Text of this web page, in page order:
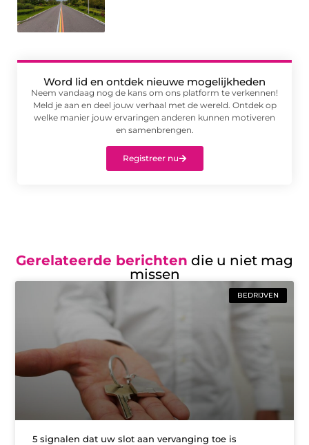
Word lid en ontdek nieuwe mogelijkheden
Neem vandaag nog de kans om ons platform te verkennen!
Meld je aan en deel jouw verhaal met de wereld. Ontdek op
welke manier jouw ervaringen anderen kunnen motiveren
en samenbrengen.
Registreer nu
Gerelateerde berichten die u niet mag
missen
BEDRIJVEN
5 signalen dat uw slot aan vervanging toe is